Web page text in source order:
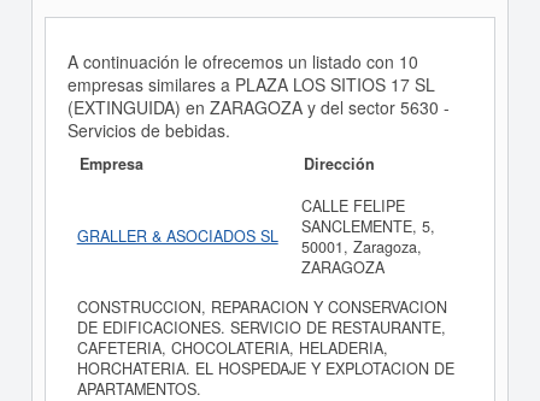
A continuación le ofrecemos un listado con 10
empresas similares a PLAZA LOS SITIOS 17 SL
(EXTINGUIDA) en ZARAGOZA y del sector 5630 -
Servicios de bebidas.
Empresa Dirección
GRALLER & ASOCIADOS SL
CALLE FELIPE
SANCLEMENTE, 5,
50001, Zaragoza,
ZARAGOZA
CONSTRUCCION, REPARACION Y CONSERVACION
DE EDIFICACIONES. SERVICIO DE RESTAURANTE,
CAFETERIA, CHOCOLATERIA, HELADERIA,
HORCHATERIA. EL HOSPEDAJE Y EXPLOTACION DE
APARTAMENTOS.